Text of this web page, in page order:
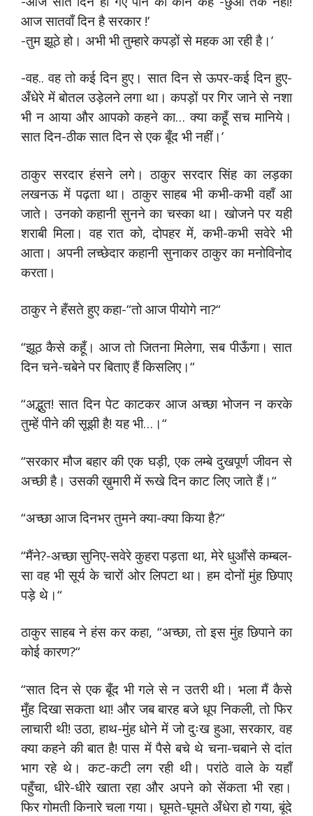
आज सातवाँ दिन है सरकार !’
-तुम झूठे हो। अभी भी तुम्हारे कपड़ों से महक आ रही है।’
-वह.. वह तो कई दिन हुए। सात दिन से ऊपर-कई दिन हुए-
अँधेरे में बोतल उड़ेलने लगा था। कपड़ों पर गिर जाने से नशा
भी न आया और आपको कहने का… क्या कहूँ सच मानिये।
सात दिन-ठीक सात दिन से एक बूँद भी नहीं।’
ठाकुर सरदार हंसने लगे। ठाकुर सरदार सिंह का लड़का
लखनऊ में पढ़ता था। ठाकुर साहब भी कभी-कभी वहाँ आ
जाते। उनको कहानी सुनने का चस्का था। खोजने पर यही
शराबी मिला। वह रात को, दोपहर में, कभी-कभी सवेरे भी
आता। अपनी लच्छेदार कहानी सुनाकर ठाकुर का मनोविनोद
करता।
ठाकुर ने हँसते हुए कहा-“तो आज पीयोगे ना?“
“झूठ कैसे कहूँ। आज तो जितना मिलेगा, सब पीऊँगा। सात
दिन चने-चबेने पर बिताए हैं किसलिए।“
“अद्भुत! सात दिन पेट काटकर आज अच्छा भोजन न करके
तुम्हें पीने की सूझी है! यह भी…।“
“सरकार मौज बहार की एक घड़ी, एक लम्बे दुखपूर्ण जीवन से
अच्छी है। उसकी ख़ुमारी में रूखे दिन काट लिए जाते हैं।“
“अच्छा आज दिनभर तुमने क्या-क्या किया है?“
“मैंने?-अच्छा सुनिए-सवेरे कुहरा पड़ता था, मेरे धुआँसे कम्बल-
सा वह भी सूर्य के चारों ओर लिपटा था। हम दोनों मुंह छिपाए
पड़े थे।“
ठाकुर साहब ने हंस कर कहा, “अच्छा, तो इस मुंह छिपाने का
कोई कारण?“
“सात दिन से एक बूँद भी गले से न उतरी थी। भला मैं कैसे
मुँह दिखा सकता था! और जब बारह बजे धूप निकली, तो फिर
लाचारी थी! उठा, हाथ-मुंह धोने में जो दुःख हुआ, सरकार, वह
क्या कहने की बात है! पास में पैसे बचे थे चना-चबाने से दांत
भाग रहे थे। कट-कटी लग रही थी। परांठे वाले के यहाँ
पहुँचा, धीरे-धीरे खाता रहा और अपने को सेंकता भी रहा।
फिर गोमती किनारे चला गया। घूमते-घूमते अँधेरा हो गया, बूंदे